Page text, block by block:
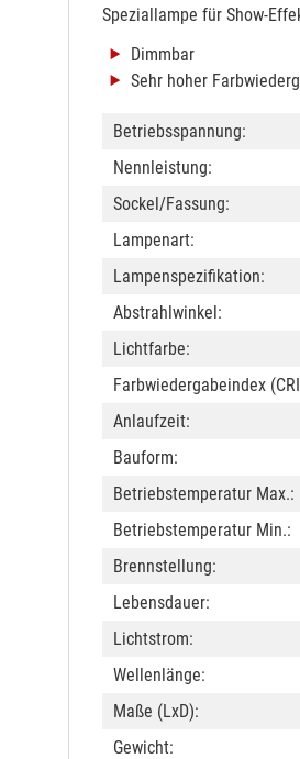
Speziallampe für Show-
Dimmbar
Sehr hoher
Betriebsspannung:
Nennleistung:
Sockel/Fassung:
Lampenart:
Lampenspezifikation:
Abstrahlwinkel:
Lichtfarbe:
Farbwiedergabeindex
Anlaufzeit:
Bauform:
Betriebstemperatur Max.:
Betriebstemperatur Min.:
Brennstellung:
Lebensdauer:
Lichtstrom:
Wellenlänge:
Maße (LxD):
Gewicht: